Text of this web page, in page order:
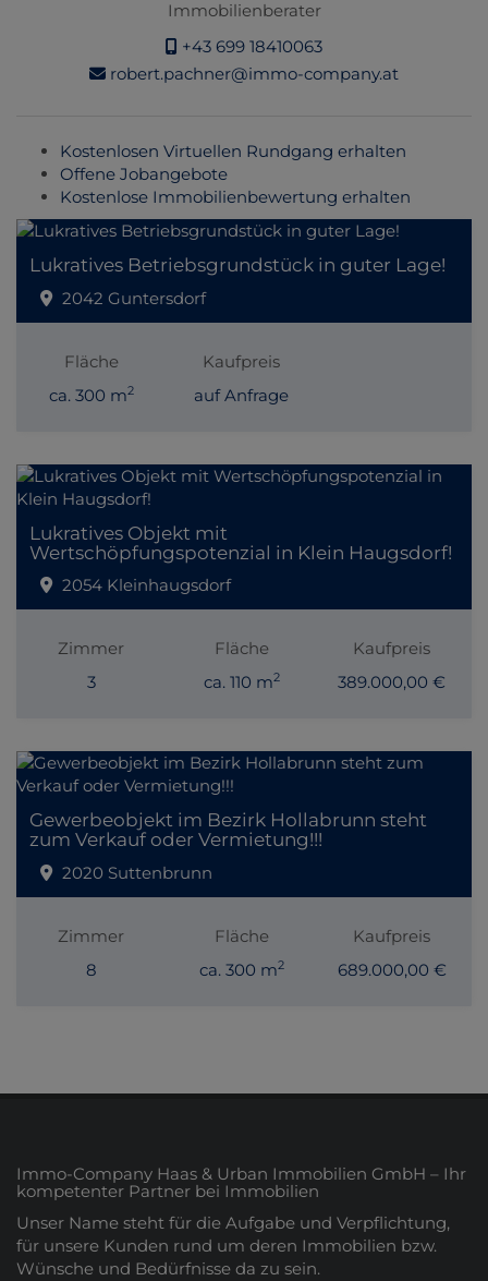
Immobilienberater
+43 699 18410063
robert.pachner@immo-company.at
Kostenlosen Virtuellen Rundgang erhalten
Offene Jobangebote
Kostenlose Immobilienbewertung erhalten
Lukratives Betriebsgrundstück in guter Lage!
2042 Guntersdorf
Fläche
ca. 300 m2
Kaufpreis
auf Anfrage
Lukratives Objekt mit
Wertschöpfungspotenzial in Klein Haugsdorf!
2054 Kleinhaugsdorf
Zimmer
3
Fläche
ca. 110 m2
Kaufpreis
389.000,00 €
Gewerbeobjekt im Bezirk Hollabrunn steht
zum Verkauf oder Vermietung!!!
2020 Suttenbrunn
Zimmer
8
Fläche
ca. 300 m2
Kaufpreis
689.000,00 €
Immo-Company Haas & Urban Immobilien GmbH – Ihr
kompetenter Partner bei Immobilien
Unser Name steht für die Aufgabe und Verpflichtung,
für unsere Kunden rund um deren Immobilien bzw.
Wünsche und Bedürfnisse da zu sein.